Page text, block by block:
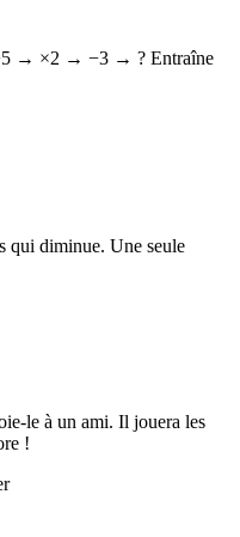
→ ×2 → −3 → ? Entraîne
qui diminue. Une seule
le à un ami. Il jouera les
!